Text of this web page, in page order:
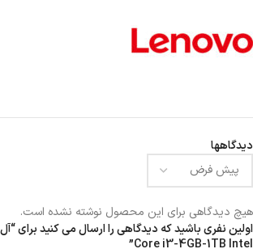
دیدگاهها
هیچ دیدگاهی برای این محصول نوشته نشده است.
Core i3-4GB-1TB Intel”